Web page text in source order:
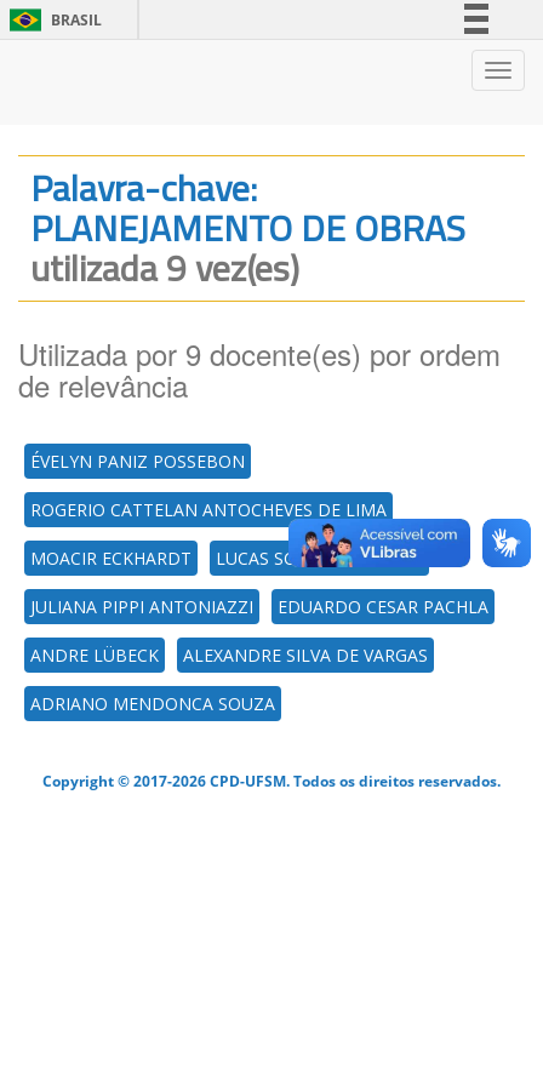
BRASIL
Canais
Palavra-chave:
PLANEJAMENTO DE OBRAS
utilizada 9 vez(es)
Utilizada por 9 docente(es) por ordem
de relevância
ÉVELYN PANIZ POSSEBON
ROGERIO CATTELAN ANTOCHEVES DE LIMA
MOACIR ECKHARDT LUCAS SCHMIDT GOECKS
JULIANA PIPPI ANTONIAZZI EDUARDO CESAR PACHLA
ANDRE LÜBECK ALEXANDRE SILVA DE VARGAS
ADRIANO MENDONCA SOUZA
Copyright © 2017-2026 CPD-UFSM. Todos os direitos reservados.